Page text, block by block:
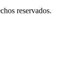
reservados.